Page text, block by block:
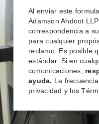
Al enviar este
Adamson Ahdoot
correspondencia a
para cualquier
reclamo. Es posible
estándar. Si en
comunicaciones,
ayuda. La
privacidad y los